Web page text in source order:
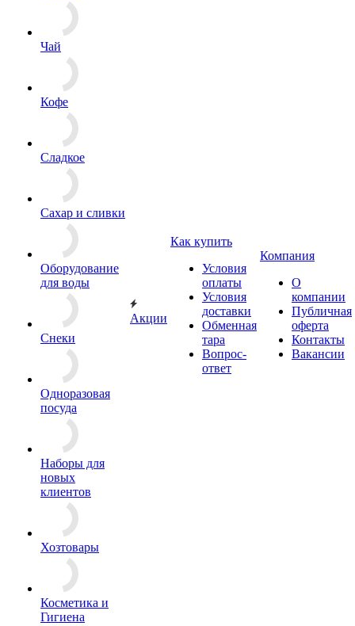
Чай
Кофе
Сладкое
Сахар и сливки
Оборудование
для воды
Снеки
Одноразовая
посуда
Наборы для
новых
клиентов
Хозтовары
Косметика и
Гигиена
Акции
Как купить
Условия
оплаты
Условия
доставки
Обменная
тара
Вопрос-
ответ
Компания
О
компании
Публичная
оферта
Контакты
Вакансии